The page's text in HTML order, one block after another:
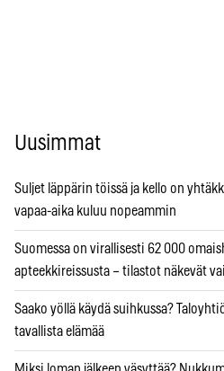
Uusimmat
Suljet läppärin töissä ja kello on
vapaa-aika kuluu nopeammin
Suomessa on virallisesti 62 000
apteekkireissusta – tilastot näkevät
Saako yöllä käydä suihkussa?
tavallista elämää